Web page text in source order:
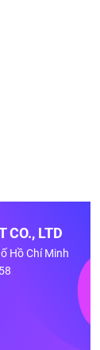
CO., LTD
Hồ Chí Minh